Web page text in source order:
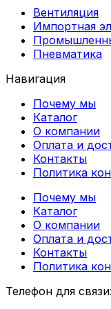
Вентиляция
Импортная
Пневматика
Навигация
Почему мы
Каталог
О компании
Оплата и
Контакты
Политика
Почему мы
Каталог
О компании
Оплата и
Контакты
Политика
Телефон для связи: